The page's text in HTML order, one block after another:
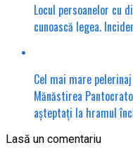
Locul persoanelor cu
cunoască legea.
Cel mai mare
Mănăstirea
așteptați la hramul
Lasă un comentariu